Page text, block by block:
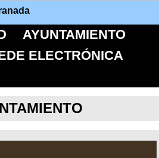
AYUNTAMIENTO
ELECTRÓNICA